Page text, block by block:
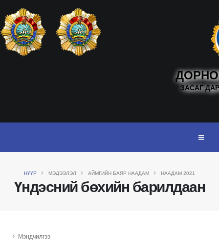
ЗАСАГ
Үндэсний бөхийн барилдаан
НҮҮР МЭДЭЭЛЭЛ АЙМГИЙН БАЯР НААДАМ НААДАМ 2021
Мэндчилгээ